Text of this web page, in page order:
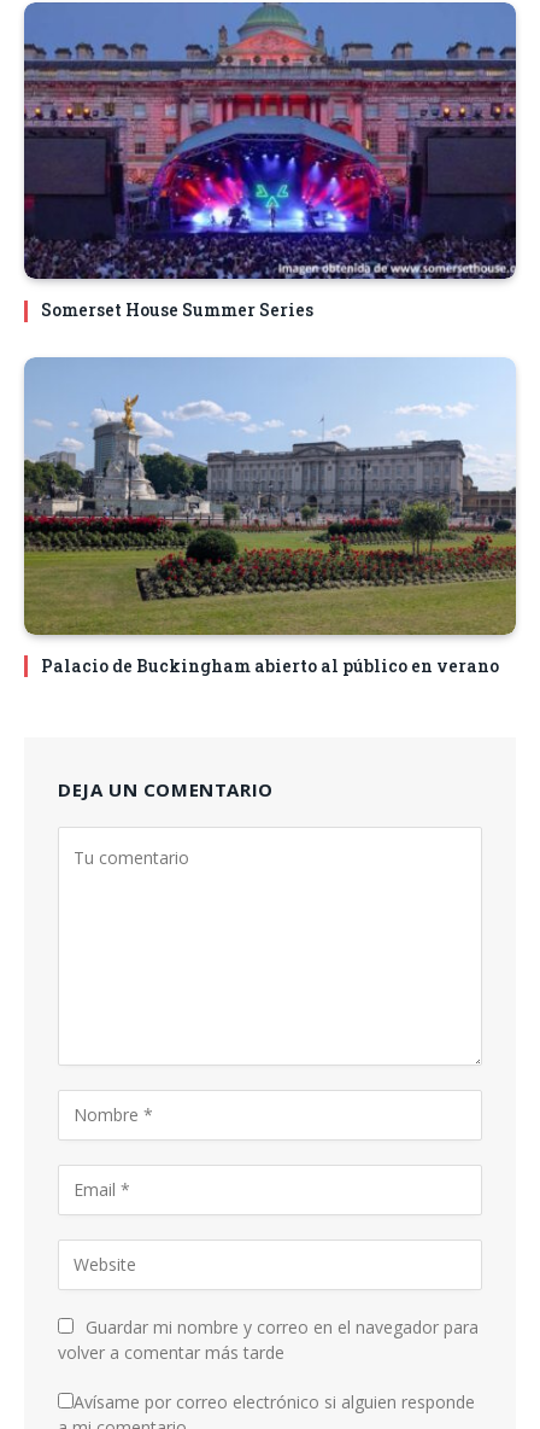
Somerset House Summer Series
Palacio de Buckingham abierto al público en verano
DEJA UN COMENTARIO
Guardar mi nombre y correo en el navegador para
volver a comentar más tarde
Avísame por correo electrónico si alguien responde